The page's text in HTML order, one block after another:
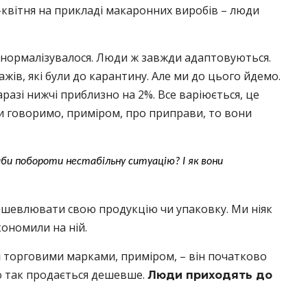
на прикладі макаронних виробів – люди
Люди ж завжди адаптовуються.
які були до карантину. Але ми до цього йдемо.
нижчі приблизно на 2%. Все варіюється, це
говоримо, приміром, про приправи, то вони
побороти нестабільну ситуацію? І як вони
свою продукцію чи упаковку. Ми ніяк
на ній.
марками, приміром, – він початково
так продається дешевше. Люди приходять до